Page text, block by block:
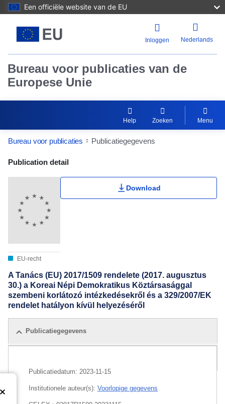
Een officiële website van de EU
Inloggen Nederlands
Bureau voor publicaties van de
Europese Unie
Help Zoeken Menu
Bureau voor publicaties Publicatiegegevens
Publication Detail Actions Portlet
Publication detail
EU-recht
Download
A Tanács (EU) 2017/1509 rendelete (2017. augusztus
30.) a Koreai Népi Demokratikus Köztársasággal
szembeni korlátozó intézkedésekről és a 329/2007/EK
rendelet hatályon kívül helyezéséről
Publicatiegegevens
Publicatiedatum: 2023-11-15
Institutionele auteur(s): Voorlopige gegevens